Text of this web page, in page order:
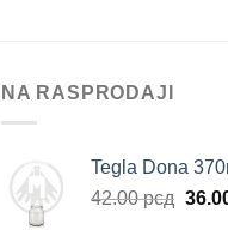
NA RASPRODAJI
Tegla Dona
42.00рсд